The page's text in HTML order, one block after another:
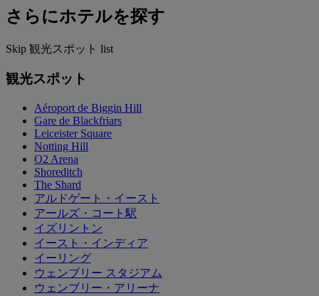
さらにホテルを探す
Skip 観光スポット list
観光スポット
Aéroport de Biggin Hill
Gare de Blackfriars
Leiceister Square
Notting Hill
O2 Arena
Shoreditch
The Shard
アルドゲート・イースト
アールズ・コート駅
イズリントン
イースト・インディア
イーリング
ウェンブリー スタジアム
ウェンブリー・アリーナ